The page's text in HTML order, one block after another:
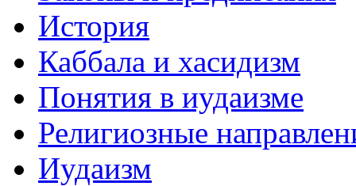
История
Каббала и хасидизм
Понятия в иудаизме
Религиозные
Иудаизм